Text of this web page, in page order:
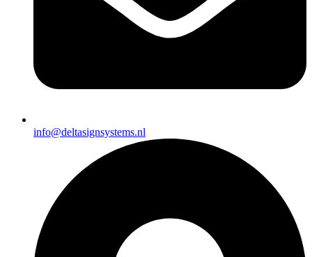
info@deltasignsystems.nl